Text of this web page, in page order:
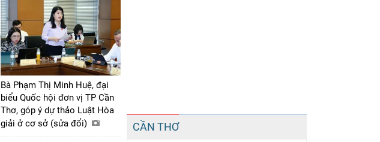
Chia sẻ
Bà Phạm Thị Minh Huệ, đại
biểu Quốc hội đơn vị TP Cần
Thơ, góp ý dự thảo Luật Hòa
giải ở cơ sở (sửa đổi)
CẦN THƠ